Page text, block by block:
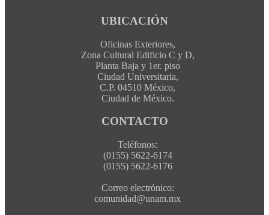
UBICACIÓN
Oficinas Exteriores,
Zona Cultural Edificio C y D,
Planta Baja y 1er. piso
Ciudad Universitaria,
C.P. 04510 México,
Ciudad de México.
CONTACTO
Teléfonos:
(0155) 5622-6174
(0155) 5622-6176
Correo electrónico:
comunidad@unam.mx